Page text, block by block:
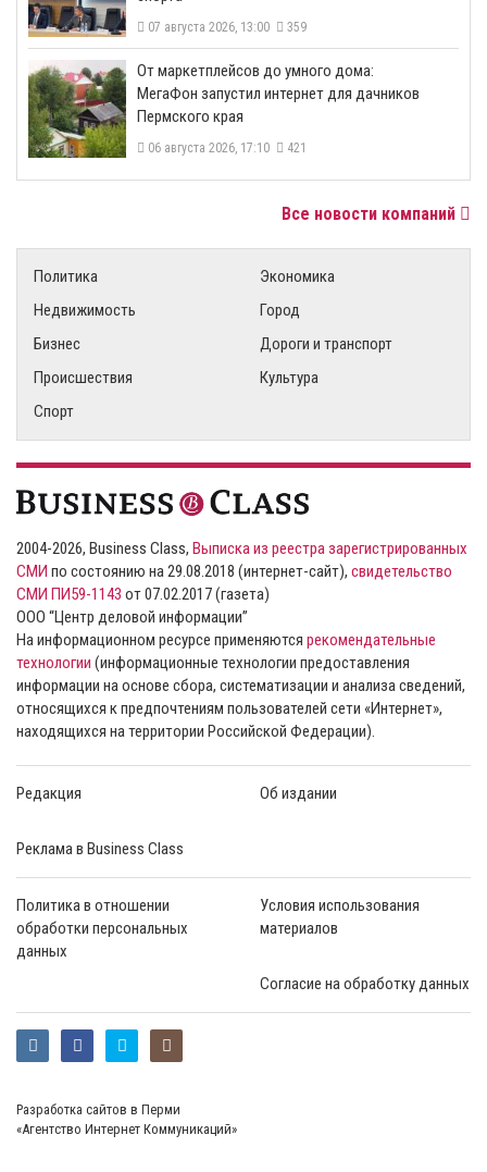
07 августа 2026, 13:00 359
От маркетплейсов до умного дома:
МегаФон запустил интернет для дачников
Пермского края
06 августа 2026, 17:10 421
Все новости компаний
Политика
Экономика
Недвижимость
Город
Бизнес
Дороги и транспорт
Происшествия
Культура
Спорт
2004-2026, Business Class, Выписка из реестра зарегистрированных
СМИ по состоянию на 29.08.2018 (интернет-сайт), свидетельство
СМИ ПИ59-1143 от 07.02.2017 (газета)
ООО “Центр деловой информации”
На информационном ресурсе применяются рекомендательные
технологии (информационные технологии предоставления
информации на основе сбора, систематизации и анализа сведений,
относящихся к предпочтениям пользователей сети «Интернет»,
находящихся на территории Российской Федерации).
Редакция Об издании
Реклама в Business Class
Политика в отношении
обработки персональных
данных
Условия использования
материалов
Согласие на обработку данных
Разработка сайтов в Перми
«Агентство Интернет Коммуникаций»